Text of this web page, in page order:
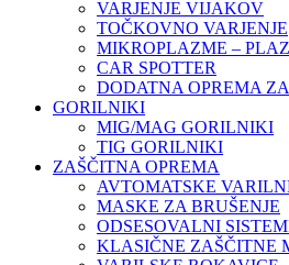
VARJENJE VIJAKOV
TOČKOVNO VARJENJE
MIKROPLAZME –
CAR SPOTTER
DODATNA OPREMA
GORILNIKI
MIG/MAG GORILNIKI
TIG GORILNIKI
ZAŠČITNA OPREMA
AVTOMATSKE
MASKE ZA BRUŠENJE
ODSESOVALNI
KLASIČNE ZAŠČITNE